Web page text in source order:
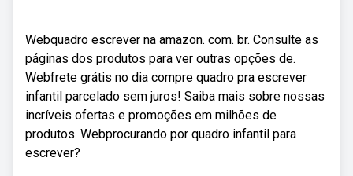
Webquadro escrever na amazon. com. br. Consulte as
páginas dos produtos para ver outras opções de.
Webfrete grátis no dia compre quadro pra escrever
infantil parcelado sem juros! Saiba mais sobre nossas
incríveis ofertas e promoções em milhões de
produtos. Webprocurando por quadro infantil para
escrever?